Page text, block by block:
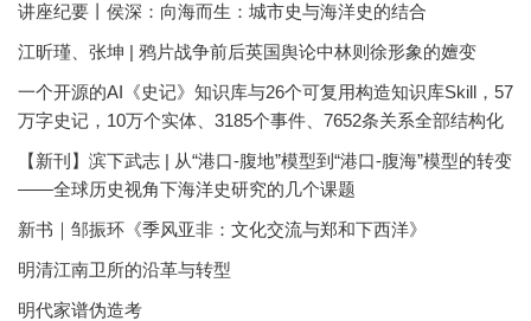
讲座纪要丨侯深：向海而生：城市史与海洋史的结合
江昕瑾、张坤 | 鸦片战争前后英国舆论中林则徐形象的嬗变
一个开源的AI《史记》知识库与26个可复用构造知识库Skill，57
万字史记，10万个实体、3185个事件、7652条关系全部结构化
【新刊】滨下武志 | 从“港口-腹地”模型到“港口-腹海”模型的转变
——全球历史视角下海洋史研究的几个课题
新书｜邹振环《季风亚非：文化交流与郑和下西洋》
明清江南卫所的沿革与转型
明代家谱伪造考